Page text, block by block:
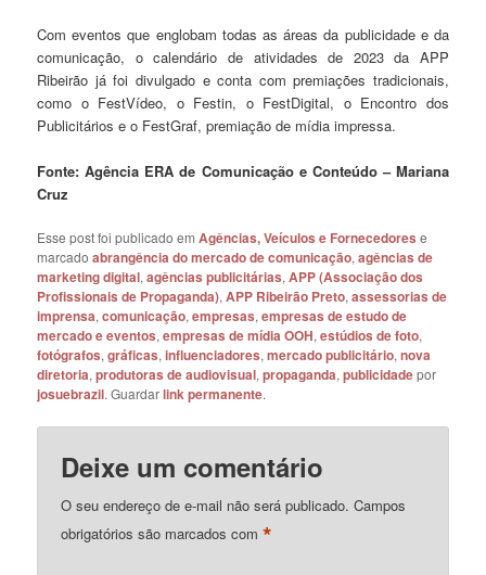
Com eventos que englobam todas as áreas da publicidade e da
comunicação, o calendário de atividades de 2023 da APP
Ribeirão já foi divulgado e conta com premiações tradicionais,
como o FestVídeo, o Festin, o FestDigital, o Encontro dos
Publicitários e o FestGraf, premiação de mídia impressa.
Fonte: Agência ERA de Comunicação e Conteúdo – Mariana
Cruz
Esse post foi publicado emAgências, Veículos e Fornecedores e
marcadoabrangência do mercado de comunicação,agências de
marketing digital,agências publicitárias,APP (Associação dos
Profissionais de Propaganda),APP Ribeirão Preto,assessorias de
imprensa,comunicação,empresas,empresas de estudo de
mercado e eventos,empresas de mídia OOH,estúdios de foto,
fotógrafos,gráficas,influenciadores,mercado publicitário,nova
diretoria,produtoras de audiovisual,propaganda,publicidadepor
josuebrazil. Guardarlink permanente.
Deixe um comentário
O seu endereço de e-mail não será publicado. Campos
obrigatórios são marcados com*